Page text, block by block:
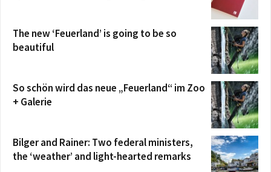
The new ‘Feuerland’ is going to be so
beautiful
So schön wird das neue „Feuerland“ im Zoo
+ Galerie
Bilger and Rainer: Two federal ministers,
the ‘weather’ and light-hearted remarks